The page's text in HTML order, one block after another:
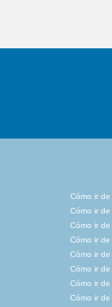
Cómo ir de
Cómo ir de
Cómo ir de
Cómo ir de
Cómo ir de
Cómo ir de
Cómo ir de
Cómo ir de